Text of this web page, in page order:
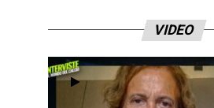
VIDEO